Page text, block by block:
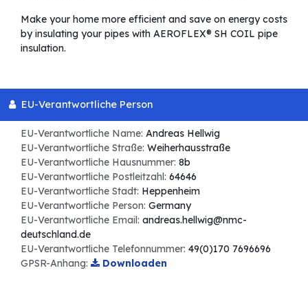
Make your home more efficient and save on energy costs
by insulating your pipes with AEROFLEX® SH COIL pipe
insulation.
EU-Verantwortliche Person
EU-Verantwortliche Name: Andreas Hellwig
EU-Verantwortliche Straße: Weiherhausstraße
EU-Verantwortliche Hausnummer: 8b
EU-Verantwortliche Postleitzahl: 64646
EU-Verantwortliche Stadt: Heppenheim
EU-Verantwortliche Person: Germany
EU-Verantwortliche Email: andreas.hellwig@nmc-
deutschland.de
EU-Verantwortliche Telefonnummer: 49(0)170 7696696
GPSR-Anhang:
Downloaden